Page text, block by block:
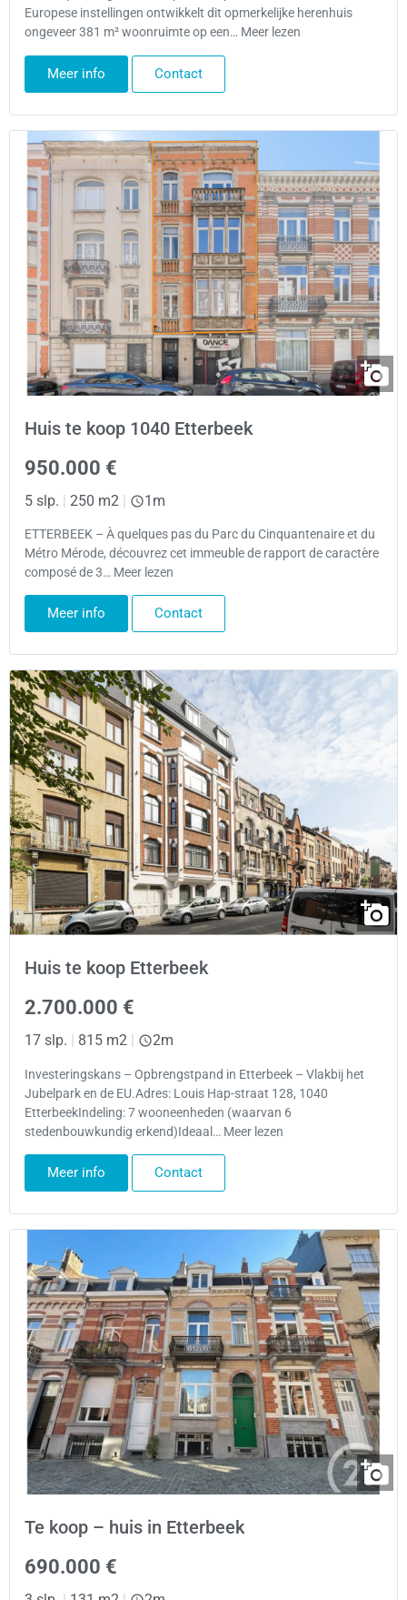
Europese instellingen ontwikkelt dit opmerkelijke herenhuis
ongeveer 381 m² woonruimte op een… Meer lezen
Meer info Contact
Huis te koop 1040 Etterbeek
950.000 €
5 slp. | 250 m2 | 1m
ETTERBEEK – À quelques pas du Parc du Cinquantenaire et du
Métro Mérode, découvrez cet immeuble de rapport de caractère
composé de 3… Meer lezen
Meer info Contact
Huis te koop Etterbeek
2.700.000 €
17 slp. 815 m2 2m
Investeringskans – Opbrengstpand in Etterbeek – Vlakbij het
Jubelpark en de EU.Adres: Louis Hap-straat 128, 1040
EtterbeekIndeling: 7 wooneenheden (waarvan 6
stedenbouwkundig erkend)Ideaal… Meer lezen
Meer info Contact
Te koop – huis in Etterbeek
690.000 €